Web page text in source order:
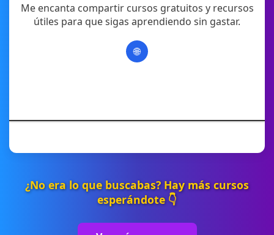
Me encanta compartir cursos gratuitos y recursos
útiles para que sigas aprendiendo sin gastar.
🌐
¿No era lo que buscabas? Hay más cursos
esperándote 👇